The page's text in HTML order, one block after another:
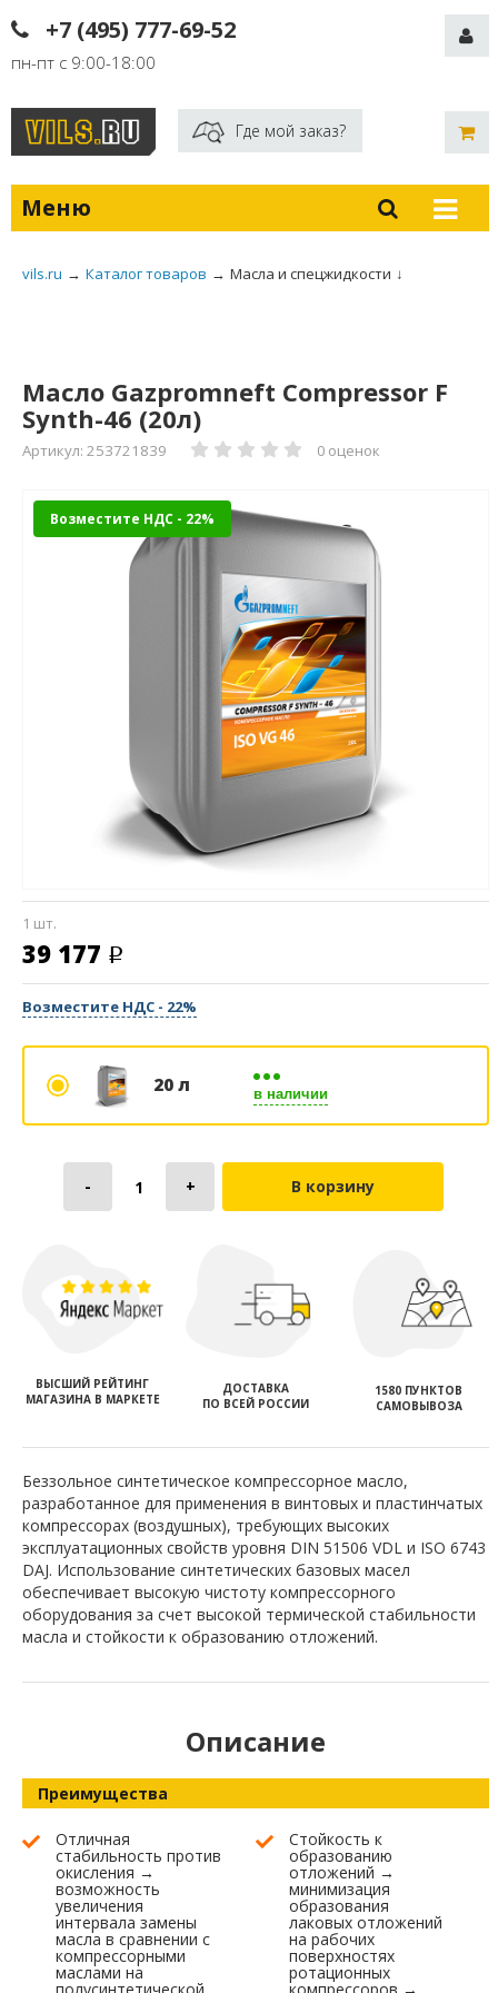
+7 (495) 777-69-52
пн-пт с 9:00-18:00
Где мой заказ?
Меню
vils.ru → Каталог товаров → Масла и спецжидкости ↓
Масло Gazpromneft Compressor F
Synth-46 (20л)
Артикул: 253721839 0 оценок
Возместите НДС - 22%
1 шт.
39 177
Возместите НДС - 22%
20 л в наличии
В корзину
ВЫСШИЙ РЕЙТИНГ
МАГАЗИНА В МАРКЕТЕ
ДОСТАВКА
ПО ВСЕЙ РОССИИ
1580 ПУНКТОВ
САМОВЫВОЗА
Беззольное синтетическое компрессорное масло,
разработанное для применения в винтовых и пластинчатых
компрессорах (воздушных), требующих высоких
эксплуатационных свойств уровня DIN 51506 VDL и ISO 6743
DAJ. Использование синтетических базовых масел
обеспечивает высокую чистоту компрессорного
оборудования за счет высокой термической стабильности
масла и стойкости к образованию отложений.
Описание
Преимущества
Отличная
стабильность против
окисления →
возможность
увеличения
интервала замены
масла в сравнении с
компрессорными
маслами на
полусинтетической
Стойкость к
образованию
отложений →
минимизация
образования
лаковых отложений
на рабочих
поверхностях
ротационных
компрессоров →